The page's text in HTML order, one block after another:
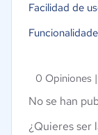
Facilidad de
0 Opiniones |
No se han
¿Quieres ser